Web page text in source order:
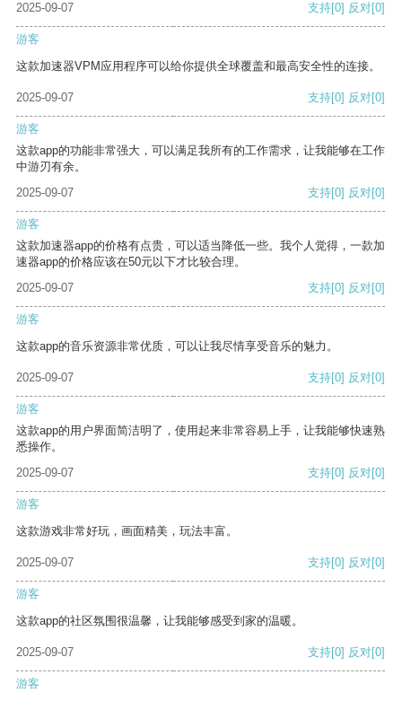
2025-09-07
支持[0] 反对[0]
游客
这款加速器VPM应用程序可以给你提供全球覆盖和最高安全性的连接。
2025-09-07 支持[0] 反对[0]
游客
这款app的功能非常强大，可以满足我所有的工作需求，让我能够在工作
中游刃有余。
2025-09-07
支持[0] 反对[0]
游客
这款加速器app的价格有点贵，可以适当降低一些。我个人觉得，一款加
速器app的价格应该在50元以下才比较合理。
2025-09-07
支持[0] 反对[0]
游客
这款app的音乐资源非常优质，可以让我尽情享受音乐的魅力。
2025-09-07 支持[0] 反对[0]
游客
这款app的用户界面简洁明了，使用起来非常容易上手，让我能够快速熟
悉操作。
2025-09-07
支持[0] 反对[0]
游客
这款游戏非常好玩，画面精美，玩法丰富。
2025-09-07 支持[0] 反对[0]
游客
这款app的社区氛围很温馨，让我能够感受到家的温暖。
2025-09-07 支持[0] 反对[0]
游客